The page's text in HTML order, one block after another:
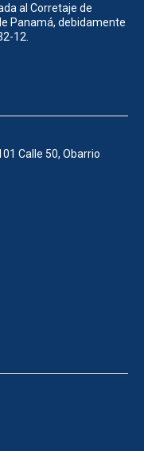
al Corretaje de
Panamá, debidamente
12.
Calle 50, Obarrio